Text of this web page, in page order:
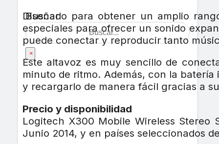
Buscar
×
Diseñado para obtener un amplio
especiales para ofrecer un sonido
puede conectar y reproducir tanto
Este altavoz es muy sencillo de
minuto de ritmo. Además, con la
y recargarlo de manera fácil gracias a
Precio y disponibilidad
Logitech X300 Mobile Wireless
Junio 2014, y en países seleccionados